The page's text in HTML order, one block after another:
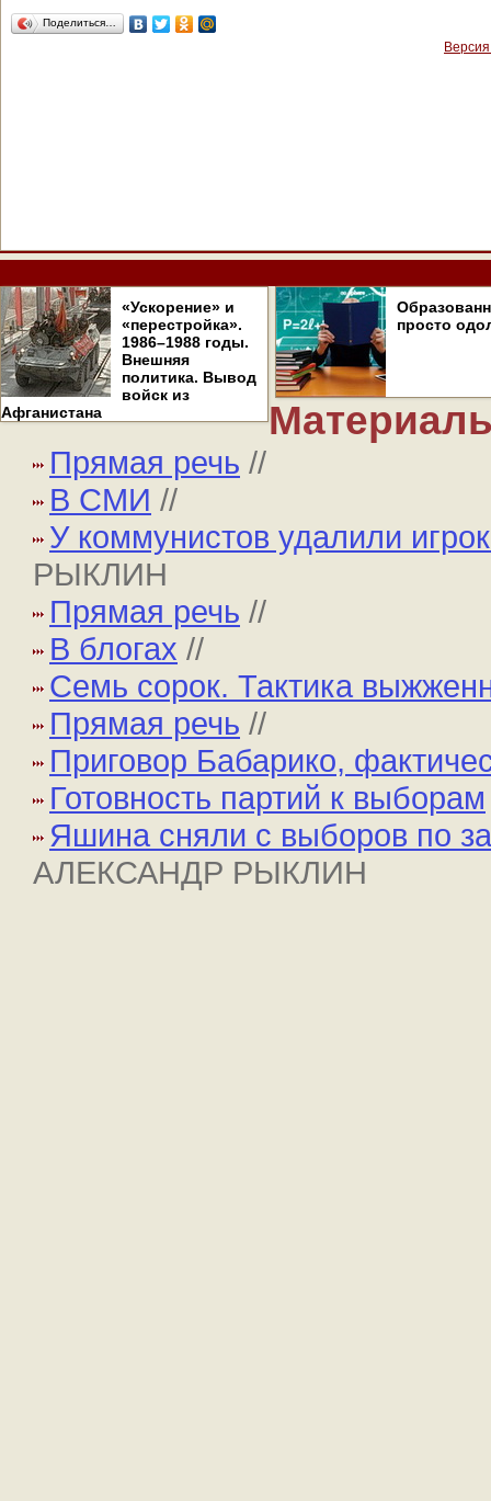
Поделиться…
«Ускорение» и
«перестройка».
1986–1988 годы.
Внешняя
политика. Вывод
войск из
Афганистана
просто
Прямая речь //
В СМИ //
У коммунистов удалили
РЫКЛИН
Прямая речь //
В блогах //
Семь сорок. Тактика
Прямая речь //
Приговор Бабарико,
Готовность партий к выборам
Яшина сняли с выборов по
АЛЕКСАНДР РЫКЛИН